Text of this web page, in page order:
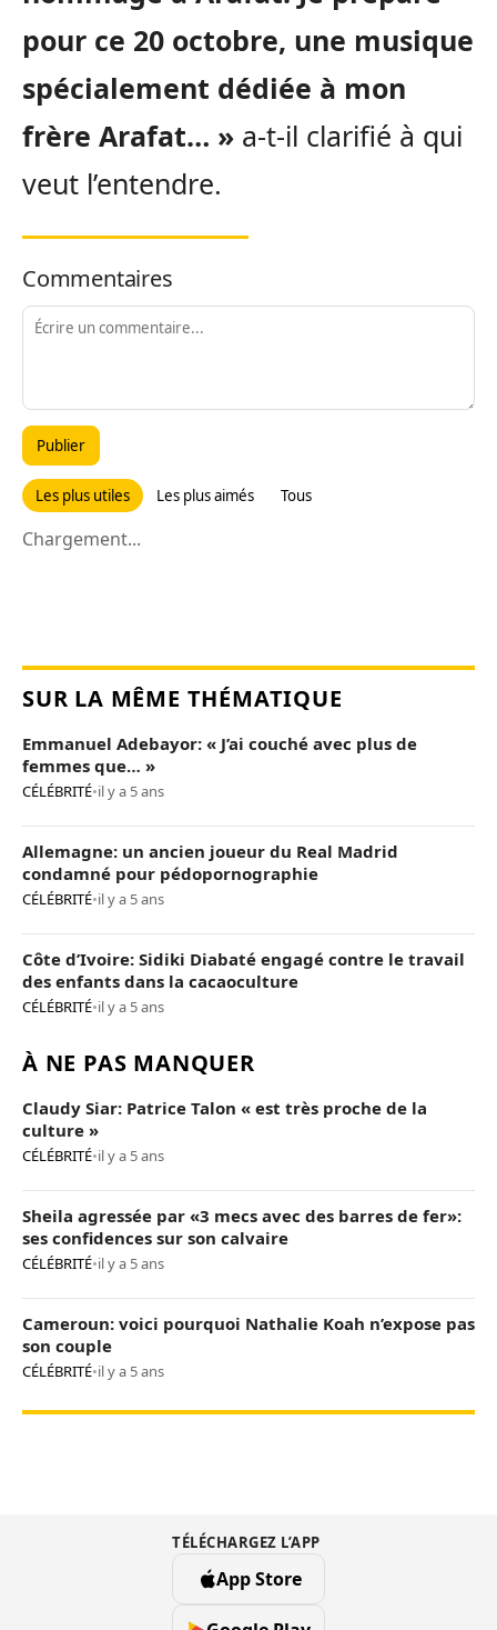
pour ce 20 octobre, une musique
spécialement dédiée à mon
frère Arafat… » a-t-il clarifié à qui
veut l’entendre.
Commentaires
Publier
Les plus utiles Les plus aimés Tous
Chargement...
SUR LA MÊME THÉMATIQUE
Emmanuel Adebayor: « J’ai couché avec plus de
femmes que… »
CÉLÉBRITÉ•il y a 5 ans
Allemagne: un ancien joueur du Real Madrid
condamné pour pédopornographie
CÉLÉBRITÉ•il y a 5 ans
Côte d’Ivoire: Sidiki Diabaté engagé contre le travail
des enfants dans la cacaoculture
CÉLÉBRITÉ•il y a 5 ans
À NE PAS MANQUER
Claudy Siar: Patrice Talon « est très proche de la
culture »
CÉLÉBRITÉ•il y a 5 ans
Sheila agressée par «3 mecs avec des barres de fer»:
ses confidences sur son calvaire
CÉLÉBRITÉ•il y a 5 ans
Cameroun: voici pourquoi Nathalie Koah n’expose pas
son couple
CÉLÉBRITÉ•il y a 5 ans
TÉLÉCHARGEZ L’APP
App Store